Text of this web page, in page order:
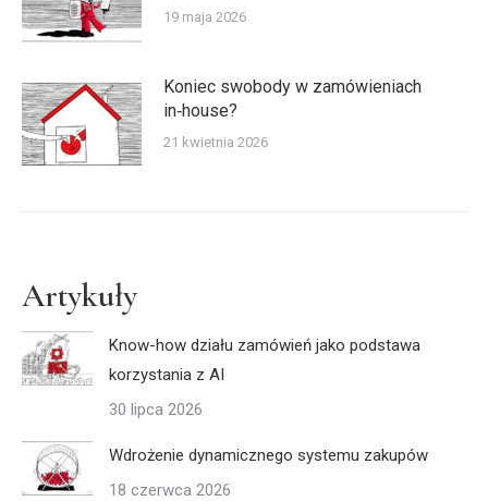
19 maja 2026
Koniec swobody w zamówieniach
in‑house?
21 kwietnia 2026
Artykuły
Know-how działu zamówień jako podstawa
korzystania z AI
30 lipca 2026
Wdrożenie dynamicznego systemu zakupów
18 czerwca 2026